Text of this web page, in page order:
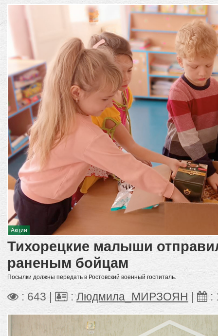
Акции
Тихорецкие малыши
раненым бойцам
Посылки должны передать в Ростовский военный госпиталь.
: 643 | :Людмила_МИРЗОЯН :